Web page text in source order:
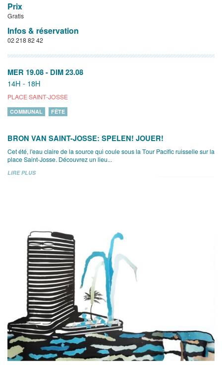
Prix
Gratis
Infos & réservation
02 218 82 42
MER 19.08 - DIM 23.08
14H - 18H
PLACE SAINT-JOSSE
COMMUNAL FÊTE
BRON VAN SAINT-JOSSE: SPELEN! JOUER!
Cet été, l'eau claire de la source qui coule sous la Tour Pacific ruisselle sur la
place Saint-Josse. Découvrez un lieu...
LIRE PLUS